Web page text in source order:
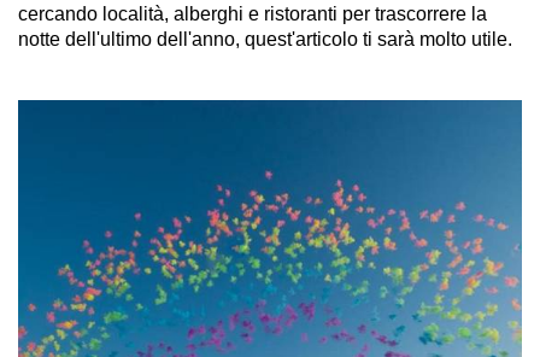
cercando località, alberghi e ristoranti per trascorrere la
notte dell'ultimo dell'anno, quest'articolo ti sarà molto utile.